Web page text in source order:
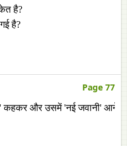
है?
है?
Page 77
कहकर और उसमें 'नई जवानी' आने